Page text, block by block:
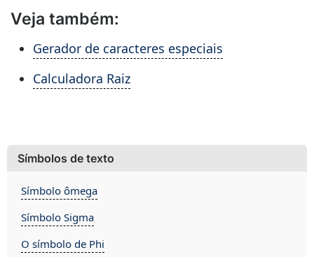
Veja também:
Gerador de caracteres especiais
Calculadora Raiz
Símbolos de texto
Símbolo ômega
Símbolo Sigma
O símbolo de Phi